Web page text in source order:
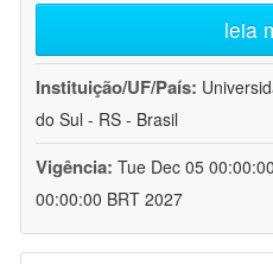
leia
Instituição/UF/País:
do Sul - RS - Brasil
Vigência: Tue Dec 05
00:00:00 BRT 2027